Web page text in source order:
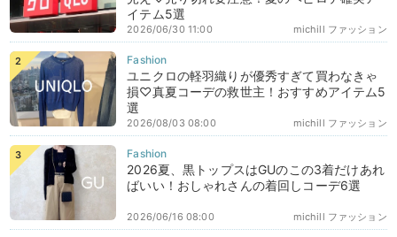
イテム5選
michill ファッション
2026/06/30 11:00
ユニクロの軽羽織りが優秀すぎて買わなきゃ
損♡真夏コーデの救世主！おすすめアイテム5
選
michill ファッション
2026/08/03 08:00
2026夏、黒トップスはGUのこの3着だけあれ
ばいい！おしゃれさんの着回しコーデ6選
michill ファッション
2026/06/16 08:00